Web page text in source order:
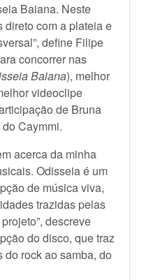
Baiana. Neste
direto com a plateia e
define Filipe
concorrer nas
Baiana), melhor
videoclipe
de Bruna
Caymmi.
acerca da minha
Odisseia é um
de música viva,
trazidas pelas
descreve
do disco, que traz
rock ao samba, do